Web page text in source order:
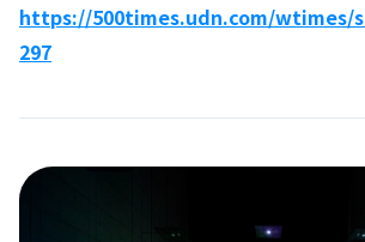
https://500times.udn.com/wtimes/
297